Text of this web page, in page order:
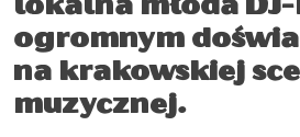
lokalna młoda
ogromnym
na krakowskiej
muzycznej.